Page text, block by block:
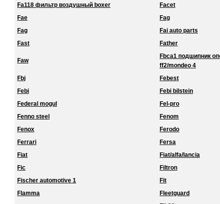
Fa118 фильтр воздушный boxer
Facet
Fae
Fag
Fag
Fai auto parts
Fast
Father
Faw
Fbca1 подшипник
ff2/mondeo 4
Fbj
Febest
Febi
Febi bilstein
Federal mogul
Fel-pro
Fenno steel
Fenom
Fenox
Ferodo
Ferrari
Fersa
Fiat
Fiat/alfa/lancia
Fic
Filtron
Fischer automotive 1
Fit
Flamma
Fleetguard